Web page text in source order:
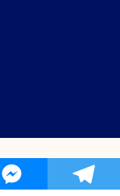
reserved.